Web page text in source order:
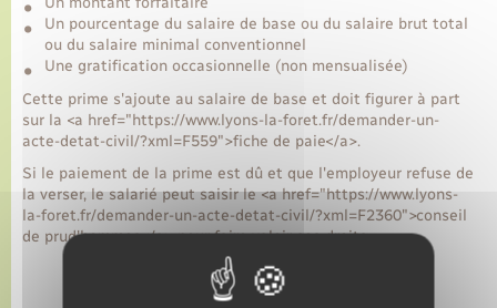
Un pourcentage du salaire de base ou du salaire brut total
ou du salaire minimal conventionnel
Une gratification occasionnelle (non mensualisée)
Cette prime s'ajoute au salaire de base et doit figurer à part
sur la <a href="https://www.lyons-la-foret.fr/demander-un-
acte-detat-civil/?xml=F559">fiche de paie</a>.
Si le paiement de la prime est dû et que l'employeur refuse de
la verser, le salarié peut saisir le <a href="https://www.lyons-
la-foret.fr/demander-un-acte-detat-civil/?xml=F2360">conseil
de prud'hommes</a> pour faire valoir ses droits.